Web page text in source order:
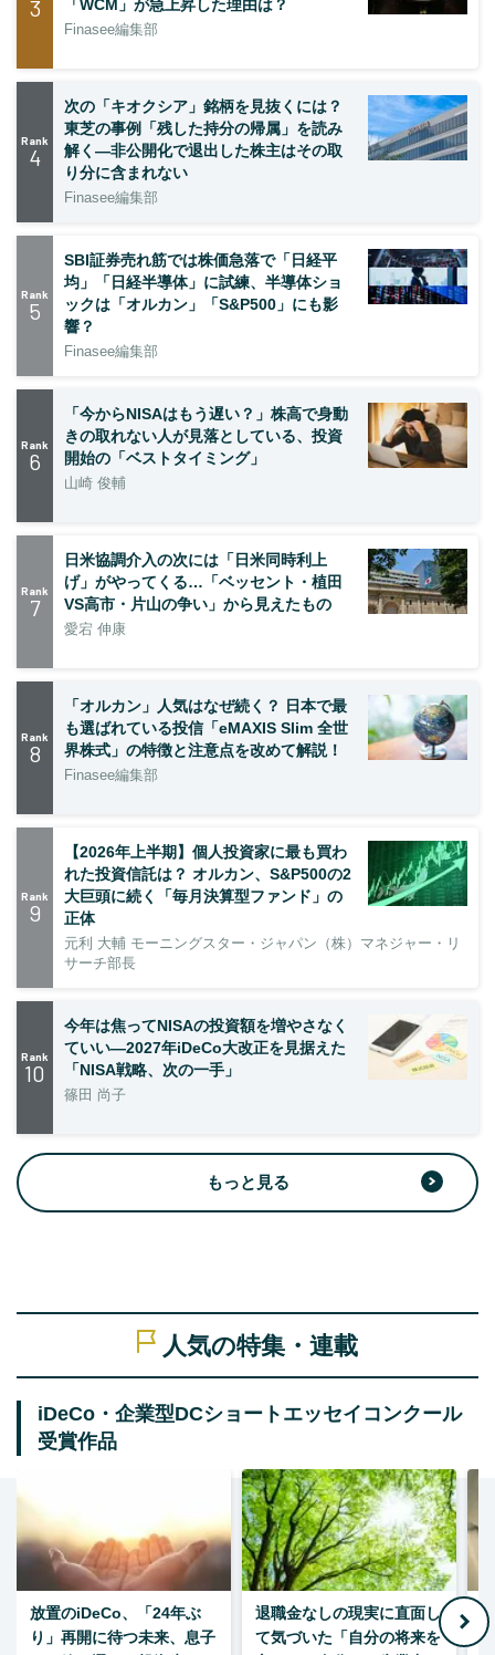
3 「WCM」が急上昇した理由は？
Finasee編集部
Rank
4
次の「キオクシア」銘柄を見抜くには？
東芝の事例「残した持分の帰属」を読み
解く—非公開化で退出した株主はその取
り分に含まれない
Finasee編集部
Rank
5
SBI証券売れ筋では株価急落で「日経平
均」「日経半導体」に試練、半導体ショ
ックは「オルカン」「S&P500」にも影
響？
Finasee編集部
Rank
6
「今からNISAはもう遅い？」株高で身動
きの取れない人が見落としている、投資
開始の「ベストタイミング」
山崎 俊輔
Rank
7
日米協調介入の次には「日米同時利上
げ」がやってくる…「ベッセント・植田
VS高市・片山の争い」から見えたもの
愛宕 伸康
Rank
8
「オルカン」人気はなぜ続く？ 日本で最
も選ばれている投信「eMAXIS Slim 全世
界株式」の特徴と注意点を改めて解説！
Finasee編集部
Rank
9
【2026年上半期】個人投資家に最も買わ
れた投資信託は？ オルカン、S&P500の2
大巨頭に続く「毎月決算型ファンド」の
正体
元利 大輔 モーニングスター・ジャパン（株）マネジャー・リ
サーチ部長
Rank
10
今年は焦ってNISAの投資額を増やさなく
ていい―2027年iDeCo大改正を見据えた
「NISA戦略、次の一手」
篠田 尚子
もっと見る
人気の特集・連載
iDeCo・企業型DCショートエッセイコンクール
受賞作品
放置のiDeCo、「24年ぶ
り」再開に待つ未来、息子
退職金なしの現実に直面し
て気づいた「自分の将来を